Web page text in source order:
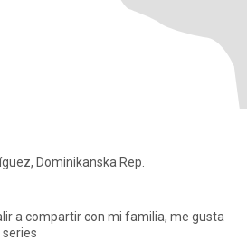
Dominikanska Rep.
a compartir con mi familia, me gusta
series